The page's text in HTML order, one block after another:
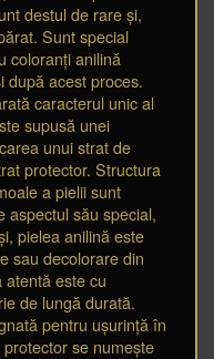
destul de rare și,
Sunt special
coloranți anilină
după acest proces.
caracterul unic al
supusă unei
unui strat de
protector. Structura
a pielii sunt
aspectul său special,
pielea anilină este
sau decolorare din
este cu
de lungă durată.
pentru ușurință în
se numește